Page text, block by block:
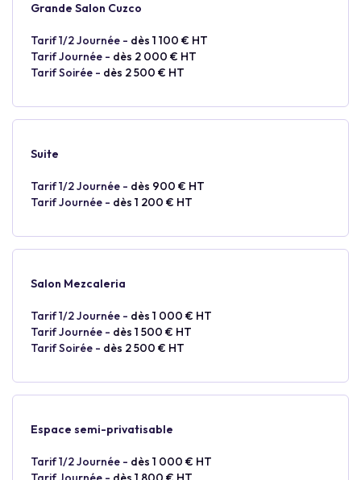
Grande Salon Cuzco
Tarif 1/2 Journée - dès 1 100 € HT
Tarif Journée - dès 2 000 € HT
Tarif Soirée - dès 2 500 € HT
Suite
Tarif 1/2 Journée - dès 900 € HT
Tarif Journée - dès 1 200 € HT
Salon Mezcaleria
Tarif 1/2 Journée - dès 1 000 € HT
Tarif Journée - dès 1 500 € HT
Tarif Soirée - dès 2 500 € HT
Espace semi-privatisable
Tarif 1/2 Journée - dès 1 000 € HT